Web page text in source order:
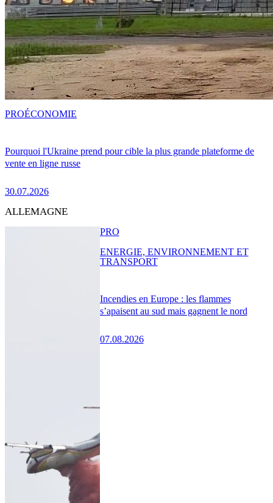
Pourquoi l'Ukraine prend pour cible la plus grande plateforme de
vente en ligne russe
30.07.2026
PROÉCONOMIE
ALLEMAGNE
Incendies en Europe : les flammes
s’apaisent au sud mais gagnent le nord
07.08.2026
PRO
ENERGIE, ENVIRONNEMENT ET
TRANSPORT